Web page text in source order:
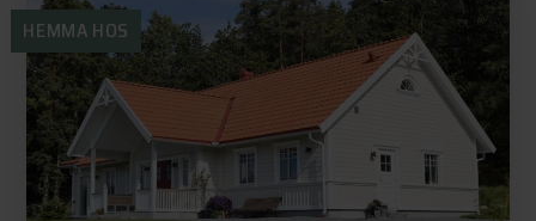
HEMMA HOS